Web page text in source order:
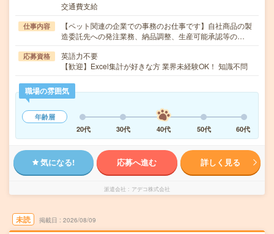
交通費支給
仕事内容
【ペット関連の企業での事務のお仕事です】自社商品の製
造委託先への発注業務、納品調整、生産可能承認等の…
応募資格
英語力不要
【歓迎】Excel集計が好きな方 業界未経験OK！ 知識不問
職場の雰囲気
年齢層
20代
30代 40代 50代 60代
気になる! 応募へ進む 詳しく見る
派遣会社 アデコ株式会社
未読 掲載日 2026/08/09